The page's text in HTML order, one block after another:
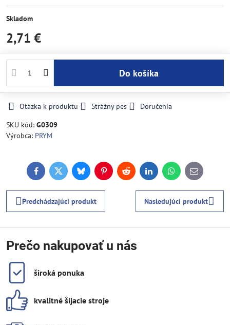
Skladom
2,71 €
Do košíka
Otázka k produktu Strážny pes
Doručenia
SKU kód: G0309
Výrobca: PRYM
FacebookTwitterBlueskyPinterestReddit LinkedInWhatsApp
E-
mail
Predchádzajúci produkt Nasledujúci produkt
Prečo nakupovať u nás
široká ponuka
kvalitné šijacie stroje